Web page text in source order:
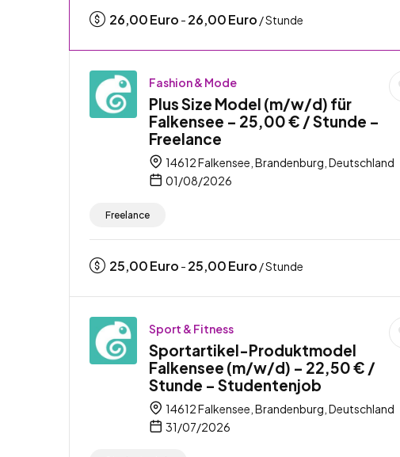
26,00Euro - 26,00Euro / Stunde
Fashion & Mode
Plus Size Model (m/w/d) für
Falkensee – 25,00 € / Stunde –
Freelance
14612 Falkensee, Brandenburg, Deutschland
01/08/2026
Freelance
25,00Euro - 25,00Euro / Stunde
Sport & Fitness
Sportartikel-Produktmodel
Falkensee (m/w/d) – 22,50 € /
Stunde – Studentenjob
14612 Falkensee, Brandenburg, Deutschland
31/07/2026